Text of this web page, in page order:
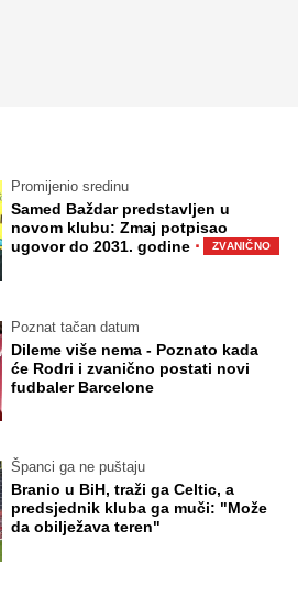
Promijenio sredinu
Samed Baždar predstavljen u
novom klubu: Zmaj potpisao
ugovor do 2031. godine · ZVANIČNO
Poznat tačan datum
Dileme više nema - Poznato kada
će Rodri i zvanično postati novi
fudbaler Barcelone
Španci ga ne puštaju
Branio u BiH, traži ga Celtic, a
predsjednik kluba ga muči: "Može
da obilježava teren"